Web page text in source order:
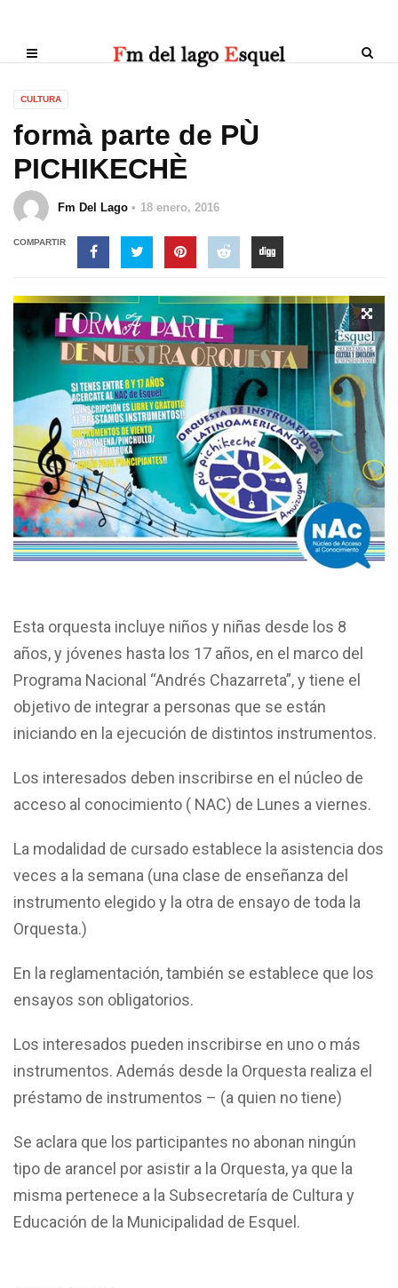
CULTURA
formà parte de PÙ
PICHIKECHÈ
Fm Del Lago 18 enero, 2016
COMPARTIR
Esta orquesta incluye niños y niñas desde los 8
años, y jóvenes hasta los 17 años, en el marco del
Programa Nacional “Andrés Chazarreta”, y tiene el
objetivo de integrar a personas que se están
iniciando en la ejecución de distintos instrumentos.
Los interesados deben inscribirse en el núcleo de
acceso al conocimiento ( NAC) de Lunes a viernes.
La modalidad de cursado establece la asistencia dos
veces a la semana (una clase de enseñanza del
instrumento elegido y la otra de ensayo de toda la
Orquesta.)
En la reglamentación, también se establece que los
ensayos son obligatorios.
Los interesados pueden inscribirse en uno o más
instrumentos. Además desde la Orquesta realiza el
préstamo de instrumentos – (a quien no tiene)
Se aclara que los participantes no abonan ningún
tipo de arancel por asistir a la Orquesta, ya que la
misma pertenece a la Subsecretaría de Cultura y
Educación de la Municipalidad de Esquel.